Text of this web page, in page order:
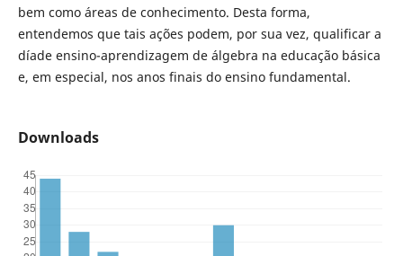
bem como áreas de conhecimento. Desta forma,
entendemos que tais ações podem, por sua vez, qualificar a
díade ensino-aprendizagem de álgebra na educação básica
e, em especial, nos anos finais do ensino fundamental.
Downloads